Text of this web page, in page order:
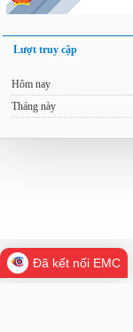
Lượt truy cập
Hôm nay
Tháng này
Đã kết nối EMC